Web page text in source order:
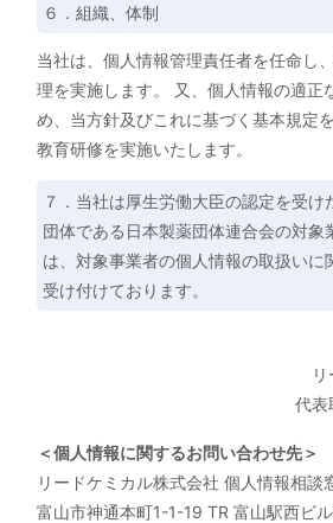
６．組織、体制
当社は、個人情報管理責任者を任命し
理を実施します。 又、個人情報の適正
め、当方針及びこれに基づく基本規定
教育研修を実施いたします。
７．当社は厚生労働大臣の認定を受け
団体である日本製薬団体連合会の対象
は、対象事業者の個人情報の取扱いに
受け付けております。
代
＜個人情報に関するお問い合わせ先＞
リードケミカル株式会社 個人情報相談
富山市神通本町1-1-19 TR 富山駅西ビ